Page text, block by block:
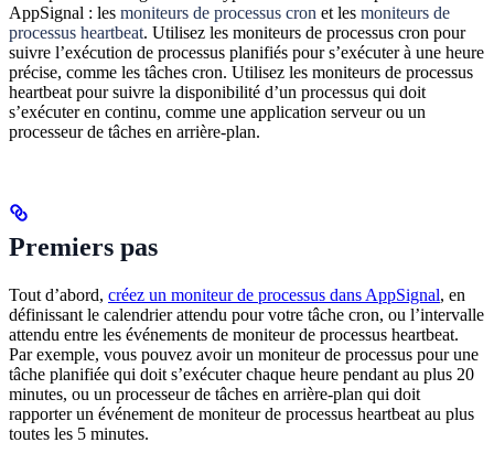
AppSignal : les moniteurs de processus cron et les moniteurs de
processus heartbeat. Utilisez les moniteurs de processus cron pour
suivre l’exécution de processus planifiés pour s’exécuter à une heure
précise, comme les tâches cron. Utilisez les moniteurs de processus
heartbeat pour suivre la disponibilité d’un processus qui doit
s’exécuter en continu, comme une application serveur ou un
processeur de tâches en arrière-plan.
Premiers pas
Tout d’abord, créez un moniteur de processus dans AppSignal, en
définissant le calendrier attendu pour votre tâche cron, ou l’intervalle
attendu entre les événements de moniteur de processus heartbeat.
Par exemple, vous pouvez avoir un moniteur de processus pour une
tâche planifiée qui doit s’exécuter chaque heure pendant au plus 20
minutes, ou un processeur de tâches en arrière-plan qui doit
rapporter un événement de moniteur de processus heartbeat au plus
toutes les 5 minutes.